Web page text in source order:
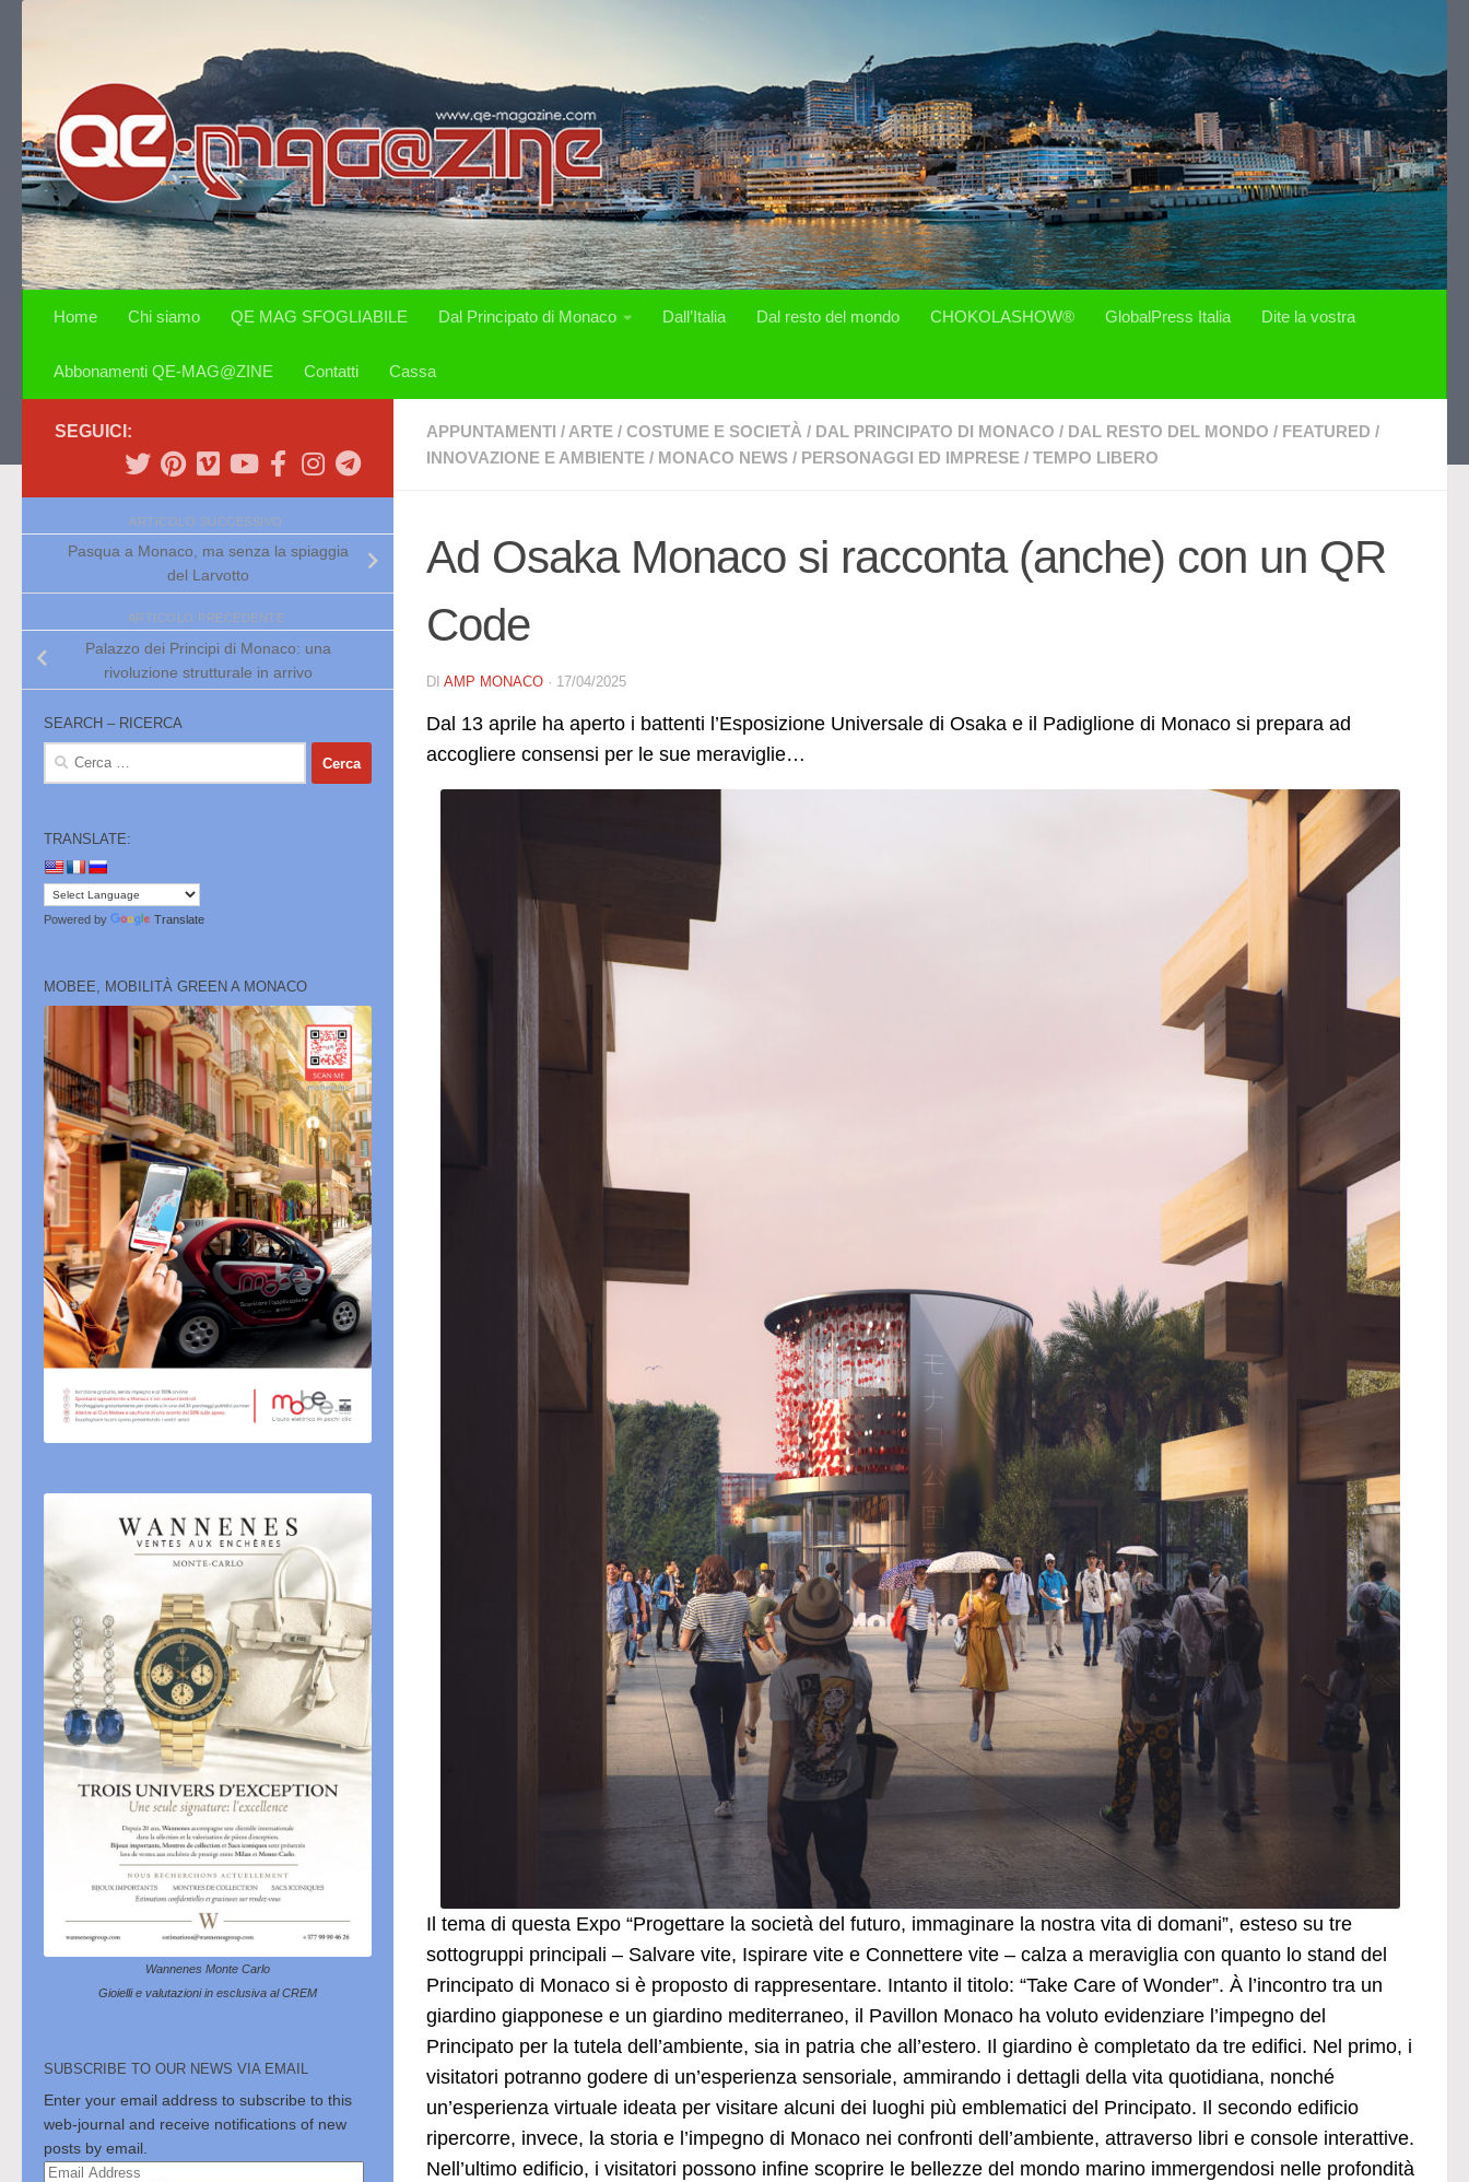
Home Chi siamo QE MAG SFOGLIABILE Dal Principato di Monaco Dall’Italia Dal resto del mondo CHOKOLASHOW® GlobalPress Italia Dite la vostra
Abbonamenti QE-MAG@ZINE Contatti Cassa
APPUNTAMENTI / ARTE / COSTUME E SOCIETÀ / DAL PRINCIPATO DI MONACO / DAL RESTO DEL MONDO / FEATURED /
INNOVAZIONE E AMBIENTE / MONACO NEWS / PERSONAGGI ED IMPRESE / TEMPO LIBERO
Ad Osaka Monaco si racconta (anche) con un QR
Code
DI AMP MONACO · 17/04/2025
Dal 13 aprile ha aperto i battenti l’Esposizione Universale di Osaka e il Padiglione di Monaco si prepara ad
accogliere consensi per le sue meraviglie…
Il tema di questa Expo “Progettare la società del futuro, immaginare la nostra vita di domani”, esteso su tre
sottogruppi principali – Salvare vite, Ispirare vite e Connettere vite – calza a meraviglia con quanto lo stand del
Principato di Monaco si è proposto di rappresentare. Intanto il titolo: “Take Care of Wonder”. À l’incontro tra un
giardino giapponese e un giardino mediterraneo, il Pavillon Monaco ha voluto evidenziare l’impegno del
Principato per la tutela dell’ambiente, sia in patria che all’estero. Il giardino è completato da tre edifici. Nel primo, i
visitatori potranno godere di un’esperienza sensoriale, ammirando i dettagli della vita quotidiana, nonché
un’esperienza virtuale ideata per visitare alcuni dei luoghi più emblematici del Principato. Il secondo edificio
ripercorre, invece, la storia e l’impegno di Monaco nei confronti dell’ambiente, attraverso libri e console interattive.
Nell’ultimo edificio, i visitatori possono infine scoprire le bellezze del mondo marino immergendosi nelle profondità
SEGUICI:
ARTICOLO SUCCESSIVO
Pasqua a Monaco, ma senza la spiaggia
del Larvotto
ARTICOLO PRECEDENTE
Palazzo dei Principi di Monaco: una
rivoluzione strutturale in arrivo
SEARCH – RICERCA
Ricerca
TRANSLATE:
Powered by Translate
MOBEE, MOBILITÀ GREEN A MONACO
Wannenes Monte Carlo
Gioielli e valutazioni in esclusiva al CREM
SUBSCRIBE TO OUR NEWS VIA EMAIL
Enter your email address to subscribe to this
web-journal and receive notifications of new
posts by email.
Email